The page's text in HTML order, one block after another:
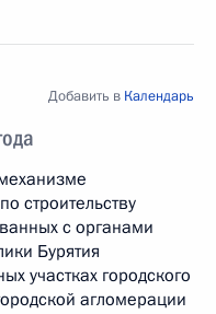
Добавить в Календарь
строительству
с органами
Бурятия
участках городского
агломерации